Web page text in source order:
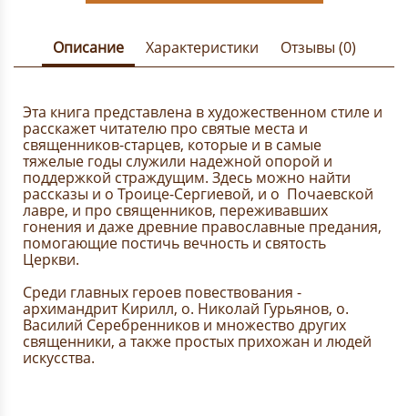
Описание Характеристики Отзывы (0)
Эта книга представлена в художественном стиле и
расскажет читателю про святые места и
священников-старцев, которые и в самые
тяжелые годы служили надежной опорой и
поддержкой страждущим. Здесь можно найти
рассказы и о Троице-Сергиевой, и о Почаевской
лавре, и про священников, переживавших
гонения и даже древние православные предания,
помогающие постичь вечность и святость
Церкви.
Среди главных героев повествования -
архимандрит Кирилл, о. Николай Гурьянов, о.
Василий Серебренников и множество других
священники, а также простых прихожан и людей
искусства.